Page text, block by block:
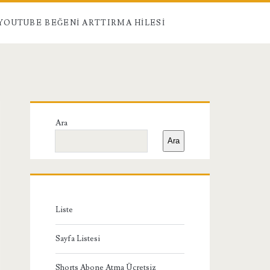
BEĞENI ARTTIRMA HILESI
Birincil
Yan
Menü
Ara
Ara
Liste
Sayfa Listesi
Shorts Abone Atma Ücretsiz